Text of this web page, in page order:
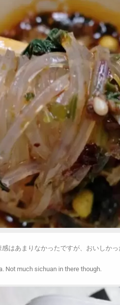
はあまりなかったですが、おいしかっ
Not much sichuan in there though.